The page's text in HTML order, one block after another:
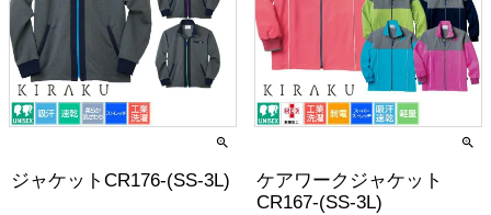
ジャケットCR176-(SS-3L)
ケアワークジャケット
CR167-(SS-3L)